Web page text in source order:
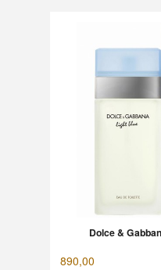
Dolce &
890,00